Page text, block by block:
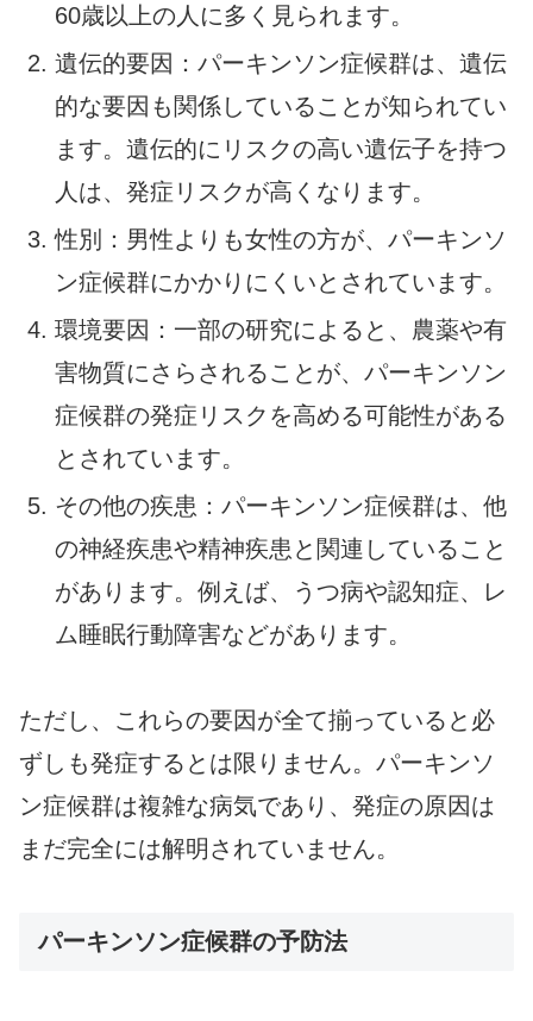
60歳以上の人に多く見られます。
遺伝的要因：パーキンソン症候群は、遺伝
的な要因も関係していることが知られてい
ます。遺伝的にリスクの高い遺伝子を持つ
人は、発症リスクが高くなります。
性別：男性よりも女性の方が、パーキンソ
ン症候群にかかりにくいとされています。
環境要因：一部の研究によると、農薬や有
害物質にさらされることが、パーキンソン
症候群の発症リスクを高める可能性がある
とされています。
その他の疾患：パーキンソン症候群は、他
の神経疾患や精神疾患と関連していること
があります。例えば、うつ病や認知症、レ
ム睡眠行動障害などがあります。
ただし、これらの要因が全て揃っていると必
ずしも発症するとは限りません。パーキンソ
ン症候群は複雑な病気であり、発症の原因は
まだ完全には解明されていません。
パーキンソン症候群の予防法